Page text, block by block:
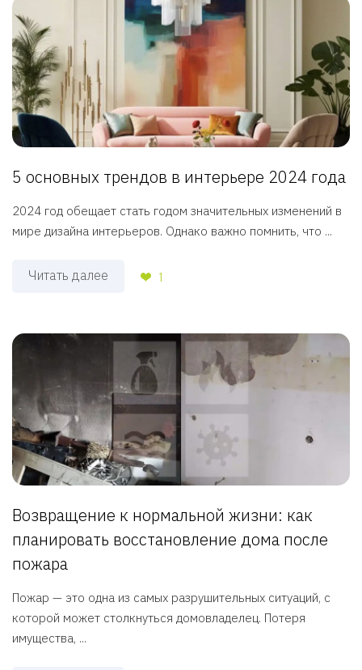
5 основных трендов в интерьере 2024 года
2024 год обещает стать годом значительных изменений в
мире дизайна интерьеров. Однако важно помнить, что ...
Читать далее 1
Возвращение к нормальной жизни: как
планировать восстановление дома после
пожара
Пожар — это одна из самых разрушительных ситуаций, с
которой может столкнуться домовладелец. Потеря
имущества, ...